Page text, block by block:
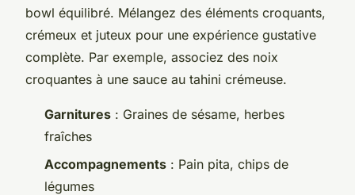
bowl équilibré. Mélangez des éléments croquants,
crémeux et juteux pour une expérience gustative
complète. Par exemple, associez des noix
croquantes à une sauce au tahini crémeuse.
Garnitures : Graines de sésame, herbes
fraîches
Accompagnements : Pain pita, chips de
légumes